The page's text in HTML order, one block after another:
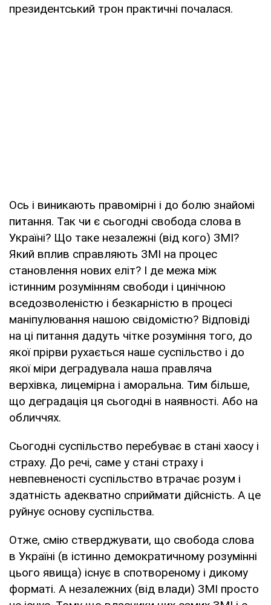
президентський трон практичні почалася.
Ось і виникають правомірні і до болю знайомі
питання. Так чи є сьогодні свобода слова в
Україні? Що таке незалежні (від кого) ЗМІ?
Який вплив справляють ЗМІ на процес
становлення нових еліт? І де межа між
істинним розумінням свободи і цинічною
вседозволеністю і безкарністю в процесі
маніпулювання нашою свідомістю? Відповіді
на ці питання дадуть чітке розуміння того, до
якої прірви рухається наше суспільство і до
якої міри деградувала наша правляча
верхівка, лицемірна і аморальна. Тим більше,
що деградація ця сьогодні в наявності. Або на
обличчях.
Сьогодні суспільство перебуває в стані хаосу і
страху. До речі, саме у стані страху і
невпевненості суспільство втрачає розум і
здатність адекватно сприймати дійсність. А це
руйнує основу суспільства.
Отже, смію стверджувати, що свобода слова
в Україні (в істинно демократичному розумінні
цього явища) існує в спотвореному і дикому
форматі. А незалежних (від влади) ЗМІ просто